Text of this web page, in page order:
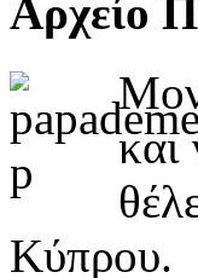
Αρχείο
και
Κύπρου.